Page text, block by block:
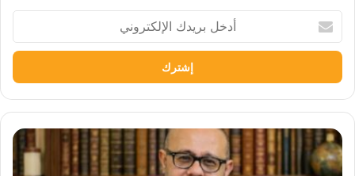
بريدك
الإلكتروني
سيميولوجيا
الجسد
في